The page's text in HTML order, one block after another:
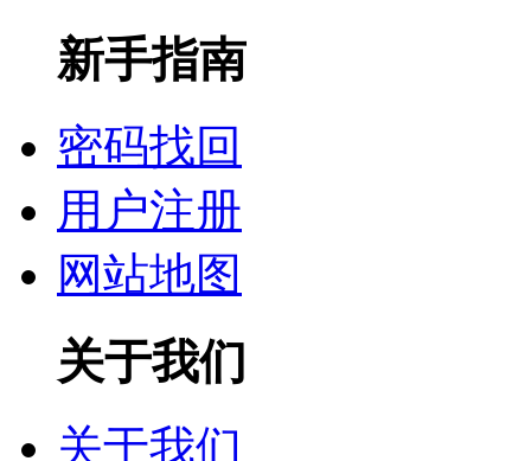
新手指南
密码找回
用户注册
网站地图
关于我们
关于我们